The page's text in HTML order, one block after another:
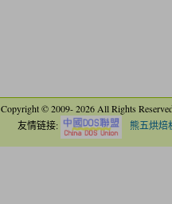
Copyright © 2009-2026 All Rights
友情链接:
熊五烘焙